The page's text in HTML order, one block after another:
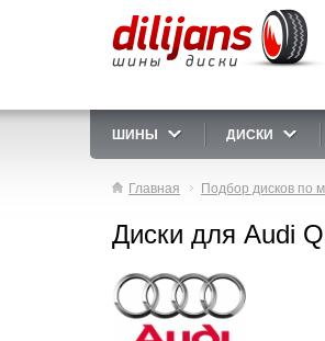
ШИНЫ ДИСКИ
Главная Подбор дисков по
Диски для Audi